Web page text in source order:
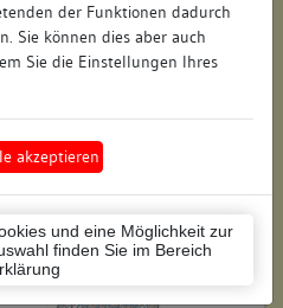
der Funktionen dadurch
Sie können dies aber auch
Sie die Einstellungen Ihres
akzeptieren
und eine Möglichkeit zur
finden Sie im Bereich
Konstanz (Landkreis)
8335043012
182
keiner